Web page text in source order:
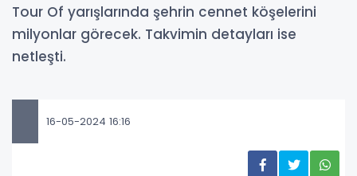
Tour Of yarışlarında şehrin cennet köşelerini
milyonlar görecek. Takvimin detayları ise
netleşti.
16-05-2024 16:16